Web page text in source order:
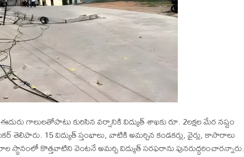
గాలులతోపాటు కురిసిన వర్షానికి విద్యుత్ శాఖకు రూ. 2లక్షల మేర నష్టం
తెలిపారు. 15 విద్యుత్ స్తంభాలు, వాటికి అమర్చిన కండకర్లు, వైర్లు, కాసారాలు
స్థానంలో కొత్తవాటిని వెంటనే అమర్చి విద్యుత్ సరఫరాను పునరుద్ధరించారన్నారు.